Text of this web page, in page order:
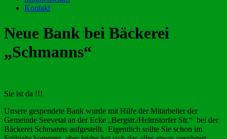
Kontakt
Neue Bank bei Bäckerei
„Schmanns“
Sie ist da !!!
Unsere gespendete Bank wurde mit Hilfe der Mitarbeiter der
Gemeinde Seevetal an der Ecke „Bergstr./Helmstorfer Str.“ bei der
Bäckerei Schmanns aufgestellt. Eigentlich sollte Sie schon im